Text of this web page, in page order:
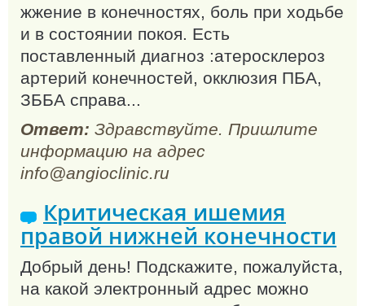
жжение в конечностях, боль при ходьбе
и в состоянии покоя. Есть
поставленный диагноз :атеросклероз
артерий конечностей, окклюзия ПБА,
ЗББА справа...
Ответ: Здравствуйте. Пришлите
информацию на адрес
info@angioclinic.ru
Критическая ишемия
правой нижней конечности
Добрый день! Подскажите, пожалуйста,
на какой электронный адрес можно